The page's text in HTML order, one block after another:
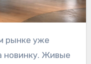
новинку. Живые